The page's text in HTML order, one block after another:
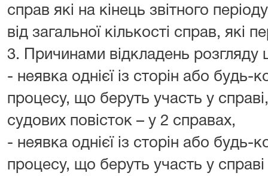
справ які на кінець звітного
від загальної кількості справ, які
3. Причинами відкладень розгляду
- неявка однієї із сторін або будь-
процесу, що беруть участь у
судових повісток – у 2 справах,
- неявка однієї із сторін або будь-
процесу, що беруть участь у справі